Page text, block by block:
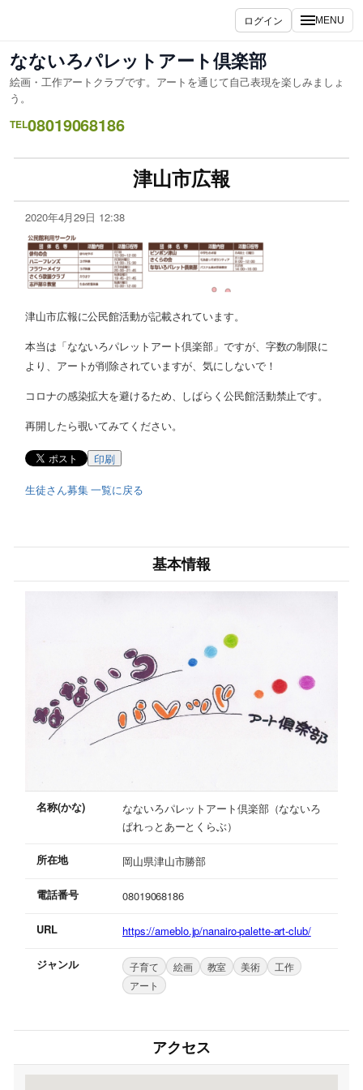
ログイン MENU
なないろパレットアート倶楽部
絵画・工作アートクラブです。アートを通じて自己表現を楽しみましょ
う。
TEL08019068186
津山市広報
2020年4月29日 12:38
津山市広報に公民館活動が記載されています。
本当は「なないろパレットアート倶楽部」ですが、字数の制限に
より、アートが削除されていますが、気にしないで！
コロナの感染拡大を避けるため、しばらく公民館活動禁止です。
再開したら覗いてみてください。
印刷
生徒さん募集 一覧に戻る
基本情報
名称(かな)
なないろパレットアート倶楽部（なないろ
ぱれっとあーとくらぶ）
所在地 岡山県津山市勝部
電話番号 08019068186
URL https://ameblo.jp/nanairo-palette-art-club/
ジャンル 子育て 絵画 教室 美術
工作
アート
アクセス